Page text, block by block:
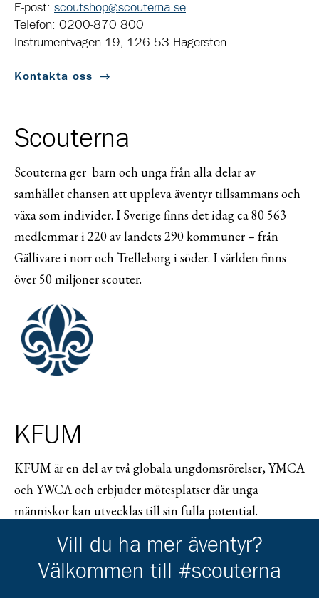
E-post: scoutshop@scouterna.se
Telefon: 0200-870 800
Instrumentvägen 19, 126 53 Hägersten
Kontakta oss
Scouterna
Scouterna ger barn och unga från alla delar av
samhället chansen att uppleva äventyr tillsammans och
växa som individer. I Sverige finns det idag ca 80 563
medlemmar i 220 av landets 290 kommuner – från
Gällivare i norr och Trelleborg i söder. I världen finns
över 50 miljoner scouter.
KFUM
KFUM är en del av två globala ungdomsrörelser, YMCA
och YWCA och erbjuder mötesplatser där unga
människor kan utvecklas till sin fulla potential.
och når ca 70 miljoner människor. I Sverige samlar
KFUM ca 150 föreningar och ca 50 000 medlemmar.
Vill du ha mer äventyr?
Välkommen till #scouterna